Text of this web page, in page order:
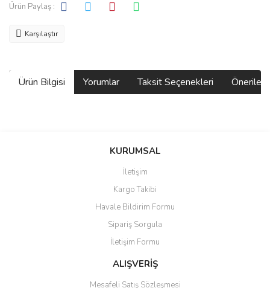
Ürün Paylaş :
Karşılaştır
Ürün Bilgisi Yorumlar Taksit Seçenekleri
Bu ürüne ilk yorumu siz yapın!
Ürün resmi kalitesiz, bozuk veya görüntülenemiyor.
Ürün açıklamasında eksik bilgiler bulunuyor.
Ürün bilgilerinde hatalar bulunuyor.
Ürün fiyatı diğer sitelerden daha pahalı.
Bu ürüne benzer farklı alternatifler olmalı.
KURUMSAL
İletişim
Kargo Takibi
Havale Bildirim Formu
Sipariş Sorgula
İletişim Formu
ALIŞVERİŞ
Mesafeli Satış Sözleşmesi